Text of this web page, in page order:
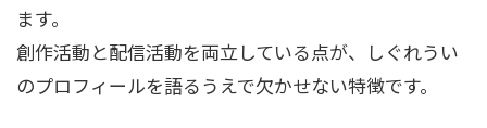
ます。
創作活動と配信活動を両立している点が、しぐれうい
のプロフィールを語るうえで欠かせない特徴です。